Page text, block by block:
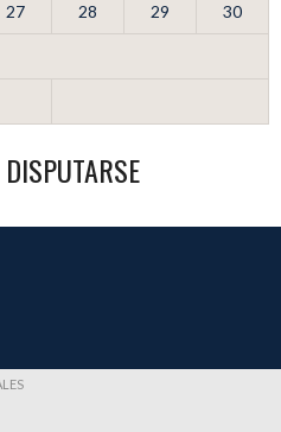
27 28 29 30